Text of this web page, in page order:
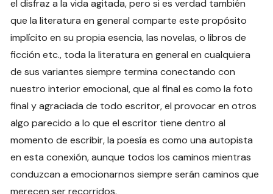
el disfraz a la vida agitada, pero si es verdad también
que la literatura en general comparte este propósito
implícito en su propia esencia, las novelas, o libros de
ficción etc., toda la literatura en general en cualquiera
de sus variantes siempre termina conectando con
nuestro interior emocional, que al final es como la foto
final y agraciada de todo escritor, el provocar en otros
algo parecido a lo que el escritor tiene dentro al
momento de escribir, la poesía es como una autopista
en esta conexión, aunque todos los caminos mientras
conduzcan a emocionarnos siempre serán caminos que
merecen ser recorridos.